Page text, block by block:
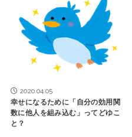
2020.04.05
幸せになるために「自分の効用関
数に他人を組み込む」ってどゆこ
と？